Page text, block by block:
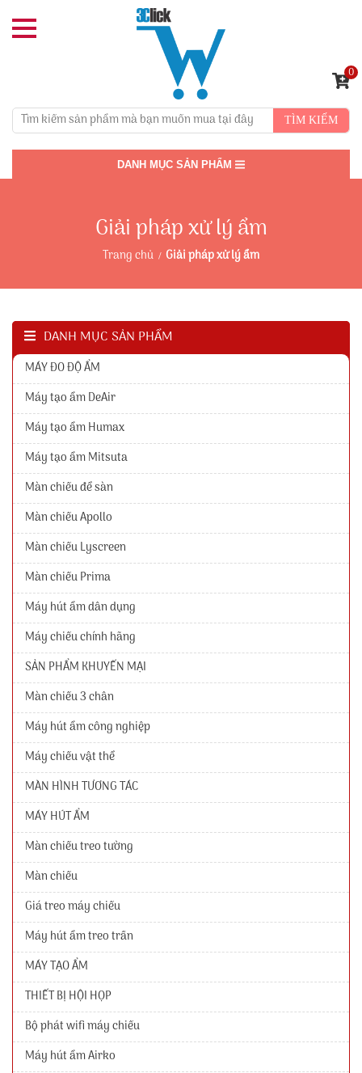
TÌM KIẾM
0
DANH MỤC SẢN PHẨM
Giải pháp xử lý ẩm
Trang chủ Giải pháp xử lý ẩm
DANH MỤC SẢN PHẨM
MÁY ĐO ĐỘ ẨM
Máy tạo ẩm DeAir
Máy tạo ẩm Humax
Máy tạo ẩm Mitsuta
Màn chiếu để sàn
Màn chiếu Apollo
Màn chiếu Lyscreen
Màn chiếu Prima
Máy hút ẩm dân dụng
Máy chiếu chính hãng
SẢN PHẨM KHUYẾN MẠI
Màn chiếu 3 chân
Máy hút ẩm công nghiệp
Máy chiếu vật thể
MÀN HÌNH TƯƠNG TÁC
MÁY HÚT ẨM
Màn chiếu treo tường
Màn chiếu
Giá treo máy chiếu
Máy hút ẩm treo trần
MÁY TẠO ẨM
THIẾT BỊ HỘI HỌP
Bộ phát wifi máy chiếu
Máy hút ẩm Airko